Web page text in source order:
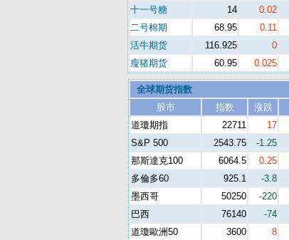
十一号糖
14 0.02
二号棉期
68.95 0.11
活牛期货
116.925 0
瘦猪期货
60.95 0.025
全球期货指数
股市
指数 涨跌
道瓊期指
22711 17
S&P 500
2543.75 -1.25
那斯達克100
6064.5 0.25
多倫多60
925.1 -3.8
墨西哥
50250 -220
巴西
76140 -74
道瓊歐洲50
3600 8